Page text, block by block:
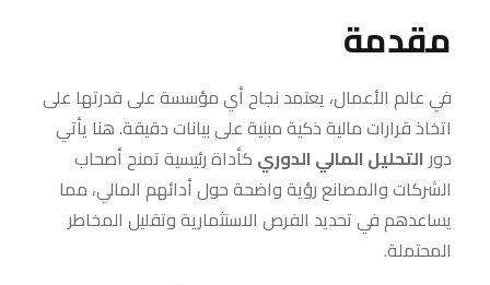
مقدمة
في عالم الأعمال، يعتمد نجاح أي مؤسسة على قدرتها على
اتخاذ قرارات مالية ذكية مبنية على بيانات دقيقة. هنا يأتي
دورالتحليل المالي الدوري كأداة رئيسية تمنح أصحاب
الشركات والمصانع رؤية واضحة حول أدائهم المالي، مما
يساعدهم في تحديد الفرص الاستثمارية وتقليل المخاطر
المحتملة.